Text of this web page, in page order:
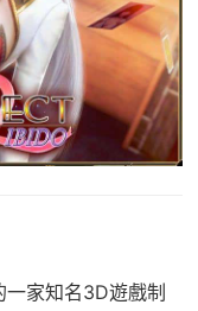
家知名3D遊戲制